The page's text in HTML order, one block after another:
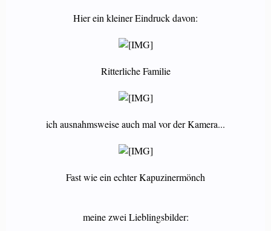
Hier ein kleiner Eindruck davon:
Ritterliche Familie
ich ausnahmsweise auch mal vor der Kamera...
Fast wie ein echter Kapuzinermönch
meine zwei Lieblingsbilder: